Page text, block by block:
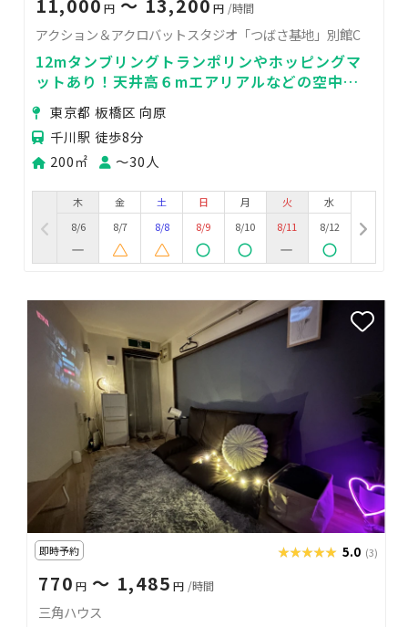
11,000 円 〜 13,200 円 /時間
アクション＆アクロバットスタジオ「つばさ基地」別館C
12mタンブリングトランポリンやホッピングマ
ットあり！天井高６mエアリアルなどの空中技
やれます！
東京都 板橋区 向原
千川駅 徒歩8分
200㎡
〜30人
木
8/6
金
8/7
土
8/8
日
8/9
月
8/10
火
8/11
水
8/12
即時予約 ★★★★★
★★★★★ 5.0 (3)
770 円〜 1,485 円 /時間
三角ハウス